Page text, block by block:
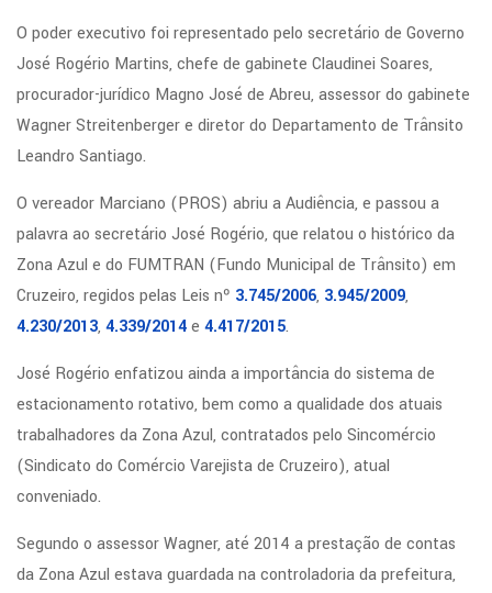
O poder executivo foi representado pelo secretário de Governo
José Rogério Martins, chefe de gabinete Claudinei Soares,
procurador-jurídico Magno José de Abreu, assessor do gabinete
Wagner Streitenberger e diretor do Departamento de Trânsito
Leandro Santiago.
O vereador Marciano (PROS) abriu a Audiência, e passou a
palavra ao secretário José Rogério, que relatou o histórico da
Zona Azul e do FUMTRAN (Fundo Municipal de Trânsito) em
Cruzeiro, regidos pelas Leis nº 3.745/2006, 3.945/2009,
4.230/2013, 4.339/2014e 4.417/2015.
José Rogério enfatizou ainda a importância do sistema de
estacionamento rotativo, bem como a qualidade dos atuais
trabalhadores da Zona Azul, contratados pelo Sincomércio
(Sindicato do Comércio Varejista de Cruzeiro), atual
conveniado.
Segundo o assessor Wagner, até 2014 a prestação de contas
da Zona Azul estava guardada na controladoria da prefeitura,